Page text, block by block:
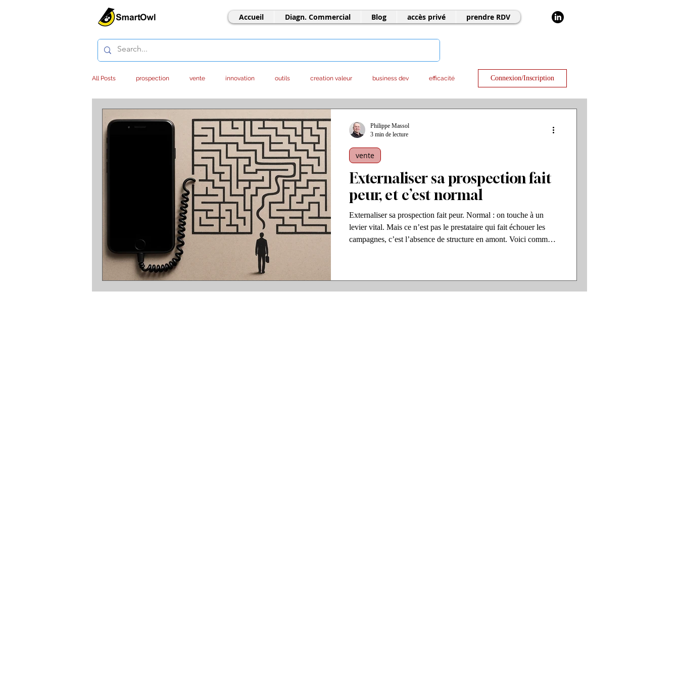
Accueil Diagn. Commercial Blog accès privé prendre RDV
All Posts prospection vente innovation outils creation valeur business dev efficacité
service client outsourcing entrepreneuriat offshore LLM - IA
Connexion/Inscription
Externaliser sa prospection fait
peur, et c’est normal
Externaliser sa prospection fait peur. Normal : on touche à un
levier vital. Mais ce n’est pas le prestataire qui fait échouer les
campagnes, c’est l’absence de structure en amont. Voici comment
vente
Philippe Massol
3 min de lecture